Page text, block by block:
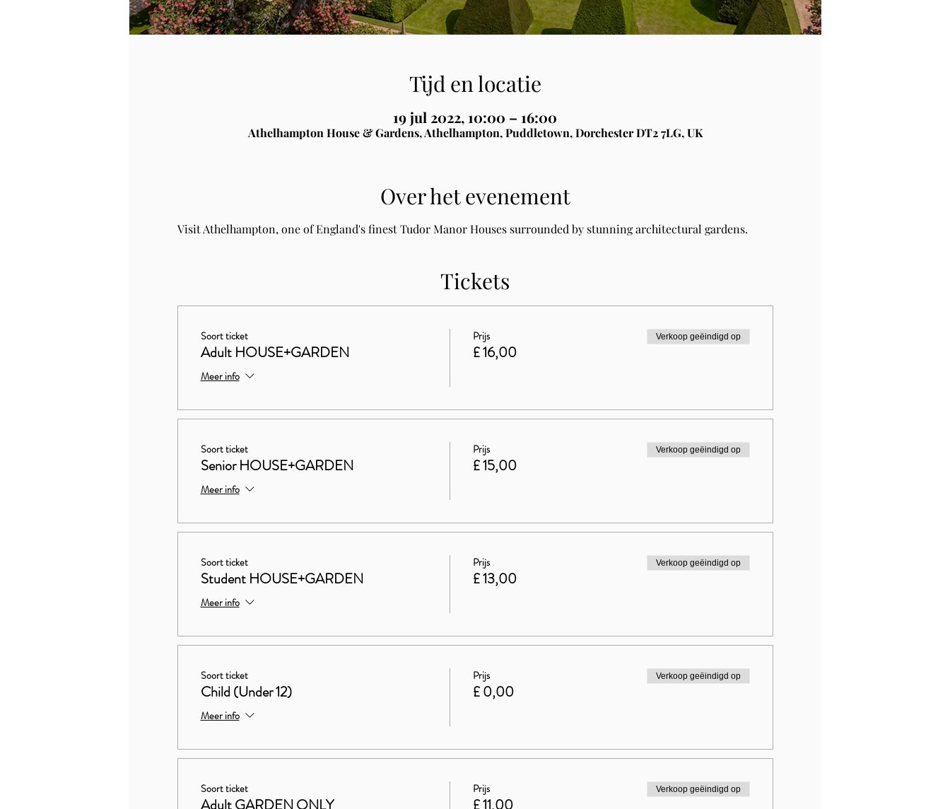
Tijd en locatie
19 jul 2022, 10:00 – 16:00
Athelhampton House & Gardens, Athelhampton, Puddletown, Dorchester DT2 7LG, UK
Over het evenement
Visit Athelhampton, one of England's finest Tudor Manor Houses surrounded by stunning architectural gardens.
Tickets
Soort ticket
Adult HOUSE+GARDEN
Meer info
Prijs
£ 16,00
Verkoop geëindigd op
Soort ticket
Senior HOUSE+GARDEN
Meer info
Prijs
£ 15,00
Verkoop geëindigd op
Soort ticket
Student HOUSE+GARDEN
Meer info
Prijs
£ 13,00
Verkoop geëindigd op
Soort ticket
Child (Under 12)
Meer info
Prijs
£ 0,00
Verkoop geëindigd op
Soort ticket Prijs Verkoop geëindigd op